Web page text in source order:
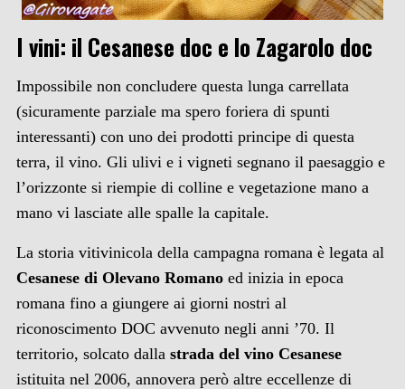
I vini: il Cesanese doc e lo Zagarolo doc
Impossibile non concludere questa lunga carrellata
(sicuramente parziale ma spero foriera di spunti
interessanti) con uno dei prodotti principe di questa
terra, il vino. Gli ulivi e i vigneti segnano il paesaggio e
l’orizzonte si riempie di colline e vegetazione mano a
mano vi lasciate alle spalle la capitale.
La storia vitivinicola della campagna romana è legata al
Cesanese di Olevano Romanoed inizia in epoca
romana fino a giungere ai giorni nostri al
riconoscimento DOC avvenuto negli anni ’70. Il
territorio, solcato dalla strada del vino Cesanese
istituita nel 2006, annovera però altre eccellenze di